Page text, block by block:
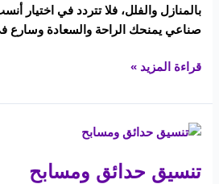
بالمنازل والفلل، فلا تتردد في
صناعي يمنحك الراحة والسعادة وسارع
قراءة المزيد »
تنسيق حدائق ومسابح
تنسيق
ومسابح